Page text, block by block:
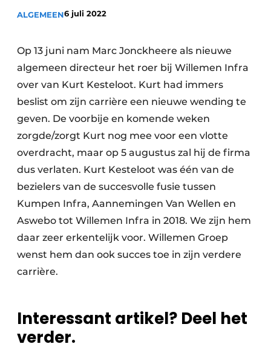
Vacatures
ALGEMEEN6 juli 2022
Op 13 juni nam Marc Jonckheere als nieuwe
algemeen directeur het roer bij Willemen Infra
over van Kurt Kesteloot. Kurt had immers
beslist om zijn carrière een nieuwe wending te
geven. De voorbije en komende weken
zorgde/zorgt Kurt nog mee voor een vlotte
overdracht, maar op 5 augustus zal hij de firma
dus verlaten. Kurt Kesteloot was één van de
bezielers van de succesvolle fusie tussen
Kumpen Infra, Aannemingen Van Wellen en
Aswebo tot Willemen Infra in 2018. We zijn hem
daar zeer erkentelijk voor. Willemen Groep
wenst hem dan ook succes toe in zijn verdere
carrière.
Interessant artikel? Deel het
verder.